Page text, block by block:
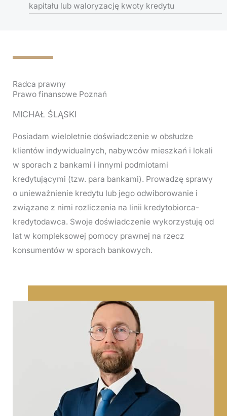
kapitału lub waloryzację kwoty kredytu
Radca prawny
Prawo finansowe Poznań
MICHAŁ ŚLĄSKI
Posiadam wieloletnie doświadczenie w obsłudze
klientów indywidualnych, nabywców mieszkań i lokali
w sporach z bankami i innymi podmiotami
kredytującymi (tzw. para bankami). Prowadzę sprawy
o unieważnienie kredytu lub jego odwiborowanie i
związane z nimi rozliczenia na linii kredytobiorca-
kredytodawca. Swoje doświadczenie wykorzystuję od
lat w kompleksowej pomocy prawnej na rzecz
konsumentów w sporach bankowych.